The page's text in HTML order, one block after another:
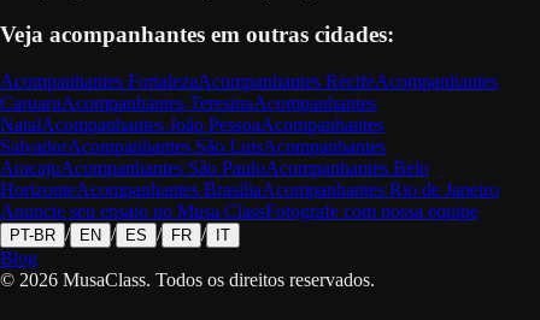
Veja acompanhantes em outras cidades:
Acompanhantes FortalezaAcompanhantes RecifeAcompanhantes
CaruaruAcompanhantes TeresinaAcompanhantes
NatalAcompanhantes João PessoaAcompanhantes
SalvadorAcompanhantes São LuisAcompanhantes
AracajuAcompanhantes São PauloAcompanhantes Belo
HorizonteAcompanhantes BrasíliaAcompanhantes Rio de Janeiro
Anuncie seu ensaio no Musa ClassFotografe com nossa equipe
PT-BR / EN / ES / FR / IT
Blog
© 2026 MusaClass. Todos os direitos reservados.